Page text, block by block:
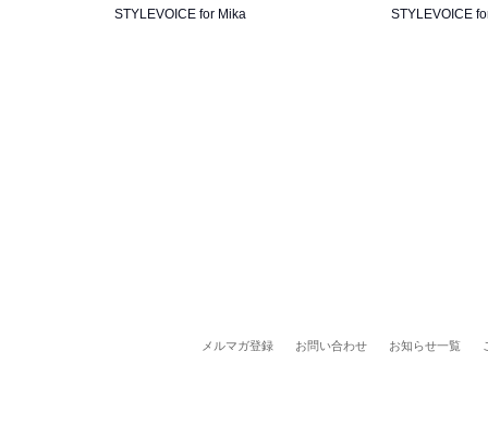
STYLEVOICE for Mika
STYLEVOICE
メルマガ登録 お問い合わせ お知らせ一覧